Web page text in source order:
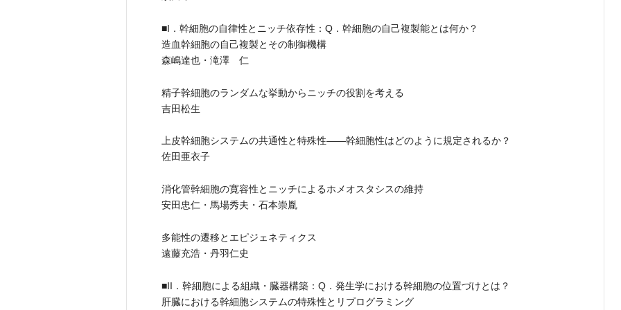
■I．幹細胞の自律性とニッチ依存性：Q．幹細胞の自己複製能とは何か？
造血幹細胞の自己複製とその制御機構
森嶋達也・滝澤 仁
精子幹細胞のランダムな挙動からニッチの役割を考える
吉田松生
上皮幹細胞システムの共通性と特殊性――幹細胞性はどのように規定されるか？
佐田亜衣子
消化管幹細胞の寛容性とニッチによるホメオスタシスの維持
安田忠仁・馬場秀夫・石本崇胤
多能性の遷移とエピジェネティクス
遠藤充浩・丹羽仁史
■II．幹細胞による組織・臓器構築：Q．発生学における幹細胞の位置づけとは？
肝臓における幹細胞システムの特殊性とリプログラミング